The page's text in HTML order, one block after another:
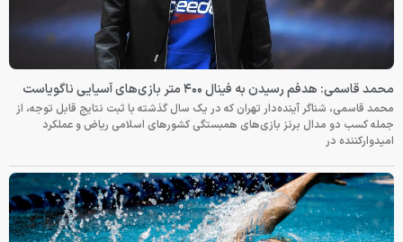
محمد قاسمی: هدفم رسیدن به فینال ۴۰۰ متر بازی‌های آسیایی ناگویاست
محمد قاسمی، شناگر آینده‌دار تهران که در یک سال گذشته با ثبت نتایج قابل توجه، از
جمله کسب دو مدال برنز بازی‌های همبستگی کشورهای اسلامی ریاض و عملکرد
امیدوارکننده در